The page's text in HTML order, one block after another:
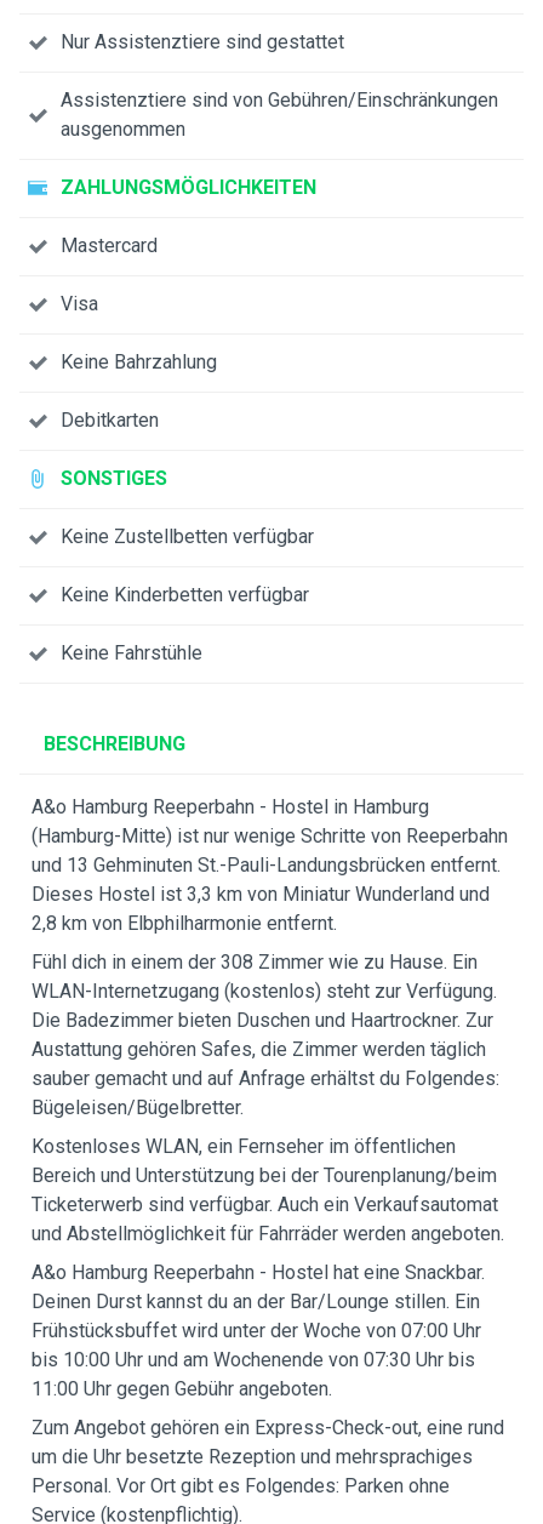
Nur Assistenztiere sind gestattet
Assistenztiere sind von Gebühren/Einschränkungen
ausgenommen
ZAHLUNGSMÖGLICHKEITEN
Mastercard
Visa
Keine Bahrzahlung
Debitkarten
SONSTIGES
Keine Zustellbetten verfügbar
Keine Kinderbetten verfügbar
Keine Fahrstühle
BESCHREIBUNG
A&o Hamburg Reeperbahn - Hostel in Hamburg
(Hamburg-Mitte) ist nur wenige Schritte von Reeperbahn
und 13 Gehminuten St.-Pauli-Landungsbrücken entfernt.
Dieses Hostel ist 3,3 km von Miniatur Wunderland und
2,8 km von Elbphilharmonie entfernt.
Fühl dich in einem der 308 Zimmer wie zu Hause. Ein
WLAN-Internetzugang (kostenlos) steht zur Verfügung.
Die Badezimmer bieten Duschen und Haartrockner. Zur
Austattung gehören Safes, die Zimmer werden täglich
sauber gemacht und auf Anfrage erhältst du Folgendes:
Bügeleisen/Bügelbretter.
Kostenloses WLAN, ein Fernseher im öffentlichen
Bereich und Unterstützung bei der Tourenplanung/beim
Ticketerwerb sind verfügbar. Auch ein Verkaufsautomat
und Abstellmöglichkeit für Fahrräder werden angeboten.
A&o Hamburg Reeperbahn - Hostel hat eine Snackbar.
Deinen Durst kannst du an der Bar/Lounge stillen. Ein
Frühstücksbuffet wird unter der Woche von 07:00 Uhr
bis 10:00 Uhr und am Wochenende von 07:30 Uhr bis
11:00 Uhr gegen Gebühr angeboten.
Zum Angebot gehören ein Express-Check-out, eine rund
um die Uhr besetzte Rezeption und mehrsprachiges
Personal. Vor Ort gibt es Folgendes: Parken ohne
Service (kostenpflichtig).